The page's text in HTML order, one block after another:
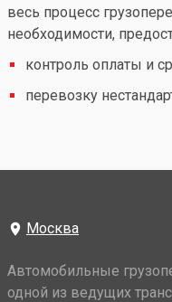
весь процесс
необходимости,
контроль оплаты и
перевозку
Москва
Автомобильные
одной из ведущих